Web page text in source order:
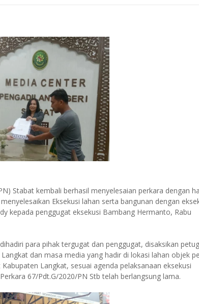
Stabat kembali berhasil menyelesaian perkara dengan
Eksekusi lahan serta bangunan dengan
kepada penggugat eksekusi Bambang Hermanto, Rabu
para pihak tergugat dan penggugat, disaksikan
dan masa media yang hadir di lokasi lahan objek
Langkat, sesuai agenda pelaksanaan eksekusi
67/Pdt.G/2020/PN Stb telah berlangsung lama.